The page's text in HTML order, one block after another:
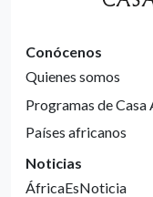
Conócenos
Quienes somos
Programas de Casa
Países africanos
Noticias
ÁfricaEsNoticia